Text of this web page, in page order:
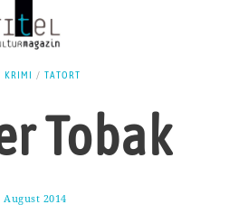
KRIMI / TATORT
Tobak
August 2014